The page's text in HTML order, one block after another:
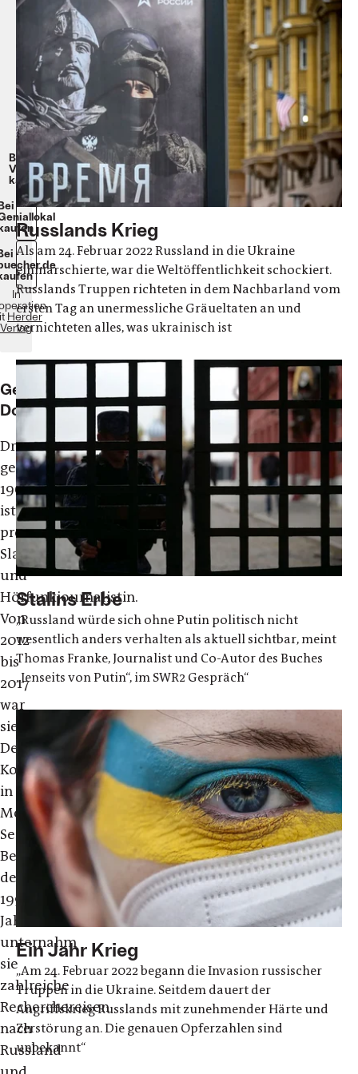
Gesine
Dornblüth,
Thomas
Franke
Klappenbroschur
208
Seiten
20
€
Beim
Verlag
kaufen
In
Herder
Verlag
Gesine
Dornblüth,
Dr.,
geb.
1969,
ist
promovierte
Slavistin
und
Hörfunkjournalistin.
Von
2012
bis
2017
war
sie
Deutschlandfunk-
Korrespondentin
in
Moskau.
Seit
Beginn
der
1990er
Jahre
unternahm
sie
zahlreiche
Recherchereisen
nach
Russland
Russlands Krieg
Als am 24. Februar 2022 Russland in die Ukraine
einmarschierte, war die Weltöffentlichkeit schockiert.
Russlands Truppen richteten in dem Nachbarland vom
ersten Tag an unermessliche Gräueltaten an und
vernichteten alles, was ukrainisch ist
Stalins Erbe
„Russland würde sich ohne Putin politisch nicht
wesentlich anders verhalten als aktuell sichtbar, meint
Thomas Franke, Journalist und Co-Autor des Buches
„Jenseits von Putin“, im SWR2 Gespräch“
Ein Jahr Krieg
„Am 24. Februar 2022 begann die Invasion russischer
Truppen in die Ukraine. Seitdem dauert der
Angriffskrieg Russlands mit zunehmender Härte und
Zerstörung an. Die genauen Opferzahlen sind
unbekannt“